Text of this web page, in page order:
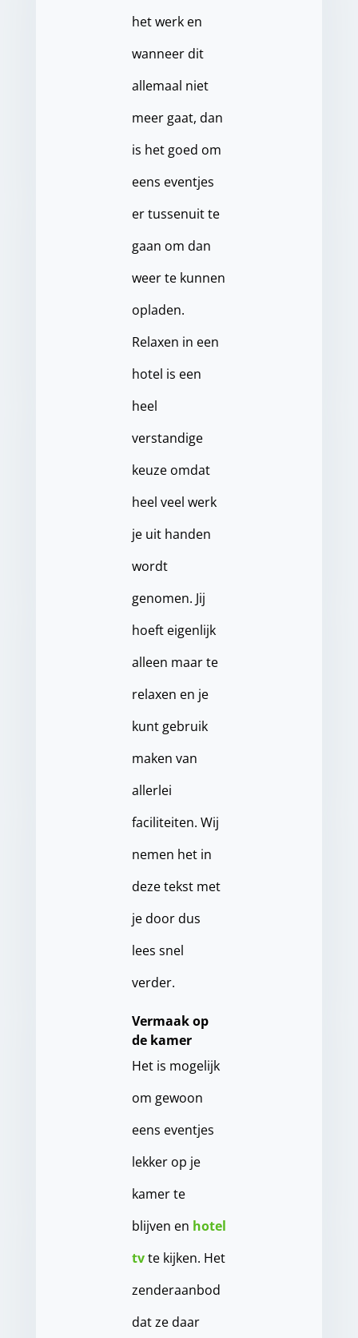
het werk en
wanneer dit
allemaal niet
meer gaat, dan
is het goed om
eens eventjes
er tussenuit te
gaan om dan
weer te kunnen
opladen.
Relaxen in een
hotel is een
heel
verstandige
keuze omdat
heel veel werk
je uit handen
wordt
genomen. Jij
hoeft eigenlijk
alleen maar te
relaxen en je
kunt gebruik
maken van
allerlei
faciliteiten. Wij
nemen het in
deze tekst met
je door dus
lees snel
verder.
Vermaak op
de kamer
Het is mogelijk
om gewoon
eens eventjes
lekker op je
kamer te
blijven en hotel
tvte kijken. Het
zenderaanbod
dat ze daar